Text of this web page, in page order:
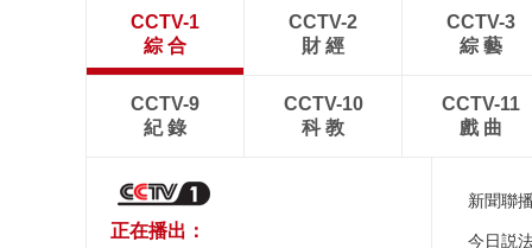
CCTV-1
綜 合
CCTV-2
財 經
CCTV-3
綜 藝
CCTV-9
紀 錄
CCTV-10
科 教
CCTV-11
戲 曲
正在播出：
新聞聯
今日説